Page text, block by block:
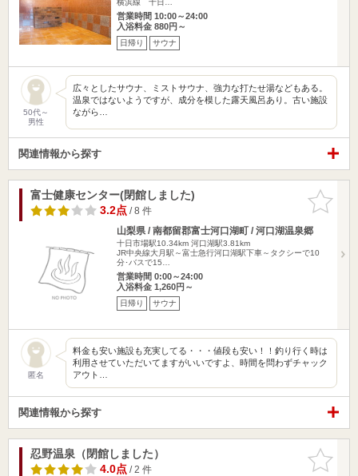
横浜線 十日…
営業時間 10:00～24:00
入浴料金 880円～
日帰り サウナ
50代～
男性
広々としたサウナ、ミストサウナ、強力な打たせ湯などもある。
温泉ではないようですが、成分を模した露天風呂あり。古い施設
ながら…
関連情報から探す
お気に入
りに追加
富士健康センター(閉館しました)
3.2点/ 8 件
山梨県 / 南都留郡富士河口湖町 / 河口湖温泉郷
十日市場駅10.34km 河口湖駅3.81km
JR中央線大月駅～富士急行河口湖駅下車～タクシーで10
分･バスで15…
営業時間 0:00～24:00
入浴料金 1,260円～
日帰り サウナ
匿名
料金も安い施設も充実してる・・・値段も安い！！釣り行く時は
利用させていただいてますがいいですよ、時間を問わずチャック
アウト…
関連情報から探す
お気に入
りに追加
忍野温泉（閉館しました）
4.0点/ 2 件